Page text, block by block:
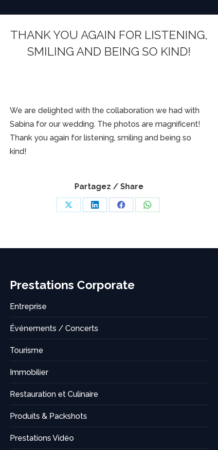
THANK YOU AGAIN FOR LISTENING,
SMILING AND BEING SO KIND!
We are delighted with the collaboration we had with
Sabina for our wedding. The photos are magnificent!
Thank you again for listening, smiling and being so
kind!
Partagez / Share
Share Share Share Share
Prestations Corporate
Entreprise
Événements / Concerts
Tourisme
Immobilier
Restauration et Culinaire
Produits & Packshots
Prestations Vidéo